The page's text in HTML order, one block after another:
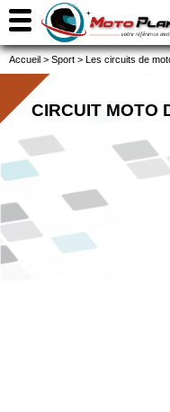
Accueil > Sport > Les circuits de
CIRCUIT MOTO